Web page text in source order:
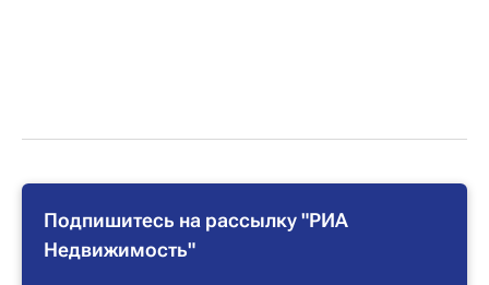
Подпишитесь на рассылку "РИА
Недвижимость"